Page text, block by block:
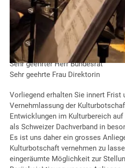
zur
2028
Sehr geehrter Herr Bundesrat
Sehr geehrte Frau Direktorin
Vorliegend erhalten Sie innert Frist
Vernehmlassung der
Entwicklungen im Kulturbereich
als Schweizer Dachverband in
Es ist uns daher ein grosses
Kulturbotschaft vernehmen zu
eingeräumte Möglichkeit zur